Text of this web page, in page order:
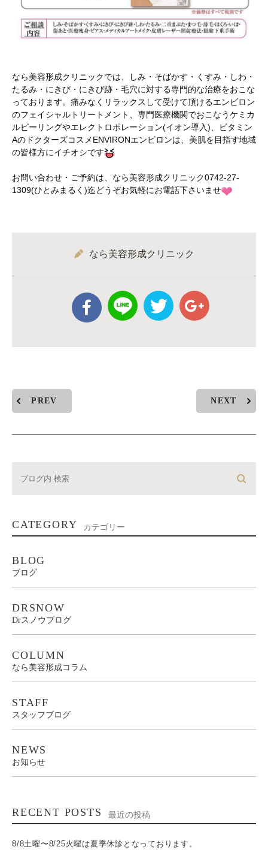
なら美容形成クリニックでは、しみ・そばかす・くすみ・しわ・
たるみ・にきび・にきび跡・毛穴に対する専門的な治療をおこな
っております。痛みなくリラックスして受けて頂けるエンビロン
のフェイシャルトリートメント、専門医療機関でおこなうケミカ
ルピーリングやエレクトロポレーション(イオン導入)、ビタミン
AのドクターズコスメENVIRONエンビロンは、美肌を目指す地域
の皆様方にイチオシです
お問い合わせ・ご予約は、なら美容形成クリニック0742-27-
1309(ひとみまるく)迄どうぞお気軽にお電話下さいませ
なら美容形成クリニック
PREV NEXT
CATEGORY カテゴリー
BLOG
ブログ
DRSNOW
Drスノウブログ
COLUMN
なら美容形成コラム
STAFF
スタッフブログ
NEWS
お知らせ
RECENT POSTS 最近の投稿
8/8土曜〜8/25火曜は夏季休診となっております。